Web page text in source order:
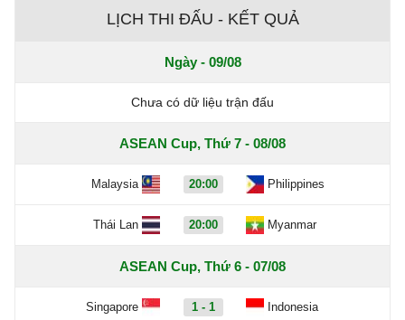
LỊCH THI ĐẤU - KẾT QUẢ
Ngày - 09/08
Chưa có dữ liệu trận đấu
ASEAN Cup, Thứ 7 - 08/08
Malaysia 20:00 Philippines
Thái Lan 20:00 Myanmar
ASEAN Cup, Thứ 6 - 07/08
Singapore 1 - 1 Indonesia